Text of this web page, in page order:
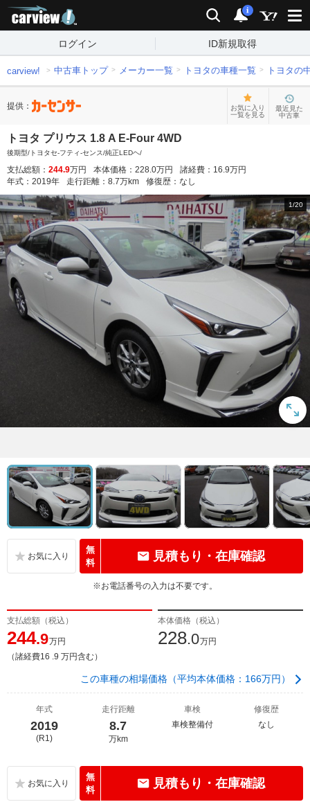
検索 通知
i
ログイン ID新規取得
carview! 中古車トップ メーカー一覧 トヨタの車種一覧 トヨタの
提供：
お気に入り
一覧を見る
最近見た
中古車
トヨタ プリウス 1.8 A E-Four 4WD
後期型/トヨタセ-フティ-センス/純正LEDヘ/
支払総額： 244.9万円 本体価格： 228.0万円 諸経費： 16.9万円
年式： 2019年 走行距離： 8.7万km 修復歴： なし
1/20
無
料
見積もり・在庫確認
※お電話番号の入力は不要です。
支払総額（税込）
244.9万円
（諸経費16 .9 万円含む）
本体価格（税込）
228.0万円
この車種の相場価格（平均本体価格：166万円）
年式
2019
(R1)
走行距離
8.7
万km
車検
車検整備付
修復歴
なし
無
料
見積もり・在庫確認